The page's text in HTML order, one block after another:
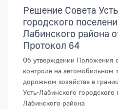
Решение Совета
городского
Лабинского района
Протокол 64
Об утверждении Положения
контроле на автомобильном
дорожном хозяйстве в
Усть-Лабинского городского
Лабинского района